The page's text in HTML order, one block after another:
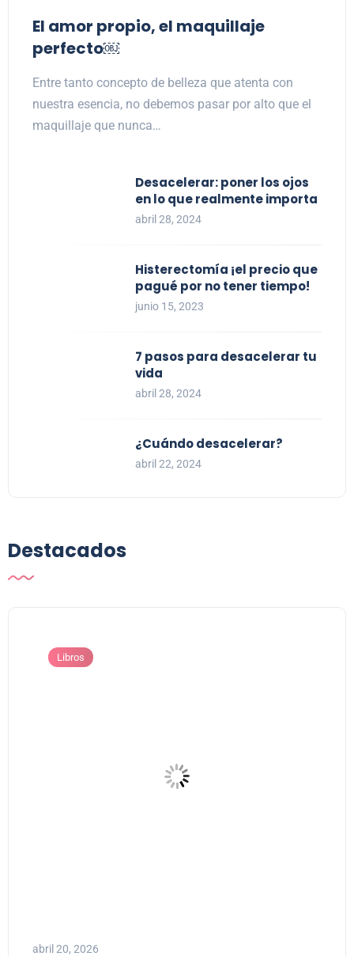
El amor propio, el maquillaje
perfecto￼
Entre tanto concepto de belleza que atenta con
nuestra esencia, no debemos pasar por alto que el
maquillaje que nunca…
Desacelerar: poner los ojos
en lo que realmente importa
abril 28, 2024
Histerectomía ¡el precio que
pagué por no tener tiempo!
junio 15, 2023
7 pasos para desacelerar tu
vida
abril 28, 2024
¿Cuándo desacelerar?
abril 22, 2024
Destacados
Libros
abril 20, 2026